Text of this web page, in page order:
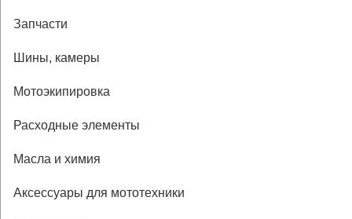
Запчасти
Шины, камеры
Мотоэкипировка
Расходные элементы
Масла и химия
Аксессуары для мототехники